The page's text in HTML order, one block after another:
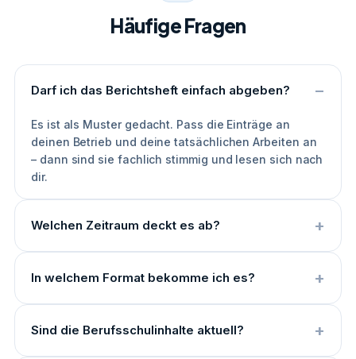
Häufige Fragen
Darf ich das Berichtsheft einfach abgeben?
Es ist als Muster gedacht. Pass die Einträge an
deinen Betrieb und deine tatsächlichen Arbeiten an
– dann sind sie fachlich stimmig und lesen sich nach
dir.
Welchen Zeitraum deckt es ab?
In welchem Format bekomme ich es?
Sind die Berufsschulinhalte aktuell?